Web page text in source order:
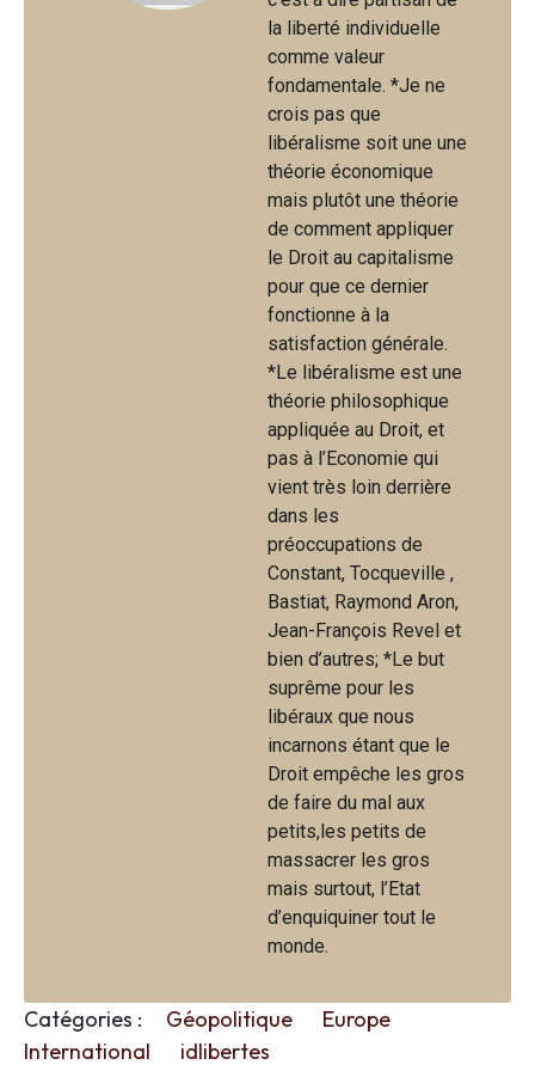
la liberté individuelle
comme valeur
fondamentale. *Je ne
crois pas que
libéralisme soit une une
théorie économique
mais plutôt une théorie
de comment appliquer
le Droit au capitalisme
pour que ce dernier
fonctionne à la
satisfaction générale.
*Le libéralisme est une
théorie philosophique
appliquée au Droit, et
pas à l’Economie qui
vient très loin derrière
dans les
préoccupations de
Constant, Tocqueville ,
Bastiat, Raymond Aron,
Jean-François Revel et
bien d’autres; *Le but
suprême pour les
libéraux que nous
incarnons étant que le
Droit empêche les gros
de faire du mal aux
petits,les petits de
massacrer les gros
mais surtout, l’Etat
d’enquiquiner tout le
monde.
Catégories : Géopolitique
Europe
International
idlibertes